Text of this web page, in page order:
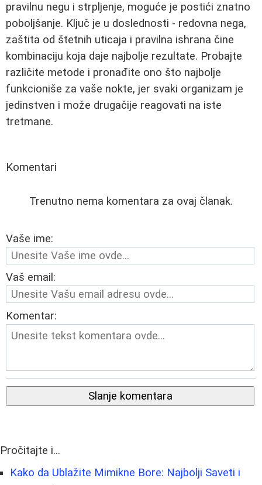
pravilnu negu i strpljenje, moguće je postići znatno
poboljšanje. Ključ je u doslednosti - redovna nega,
zaštita od štetnih uticaja i pravilna ishrana čine
kombinaciju koja daje najbolje rezultate. Probajte
različite metode i pronađite ono što najbolje
funkcioniše za vaše nokte, jer svaki organizam je
jedinstven i može drugačije reagovati na iste
tretmane.
Komentari
Trenutno nema komentara za ovaj članak.
Vaše ime:
Vaš email:
Komentar:
Slanje komentara
Pročitajte i...
Kako da Ublažite Mimikne Bore: Najbolji Saveti i